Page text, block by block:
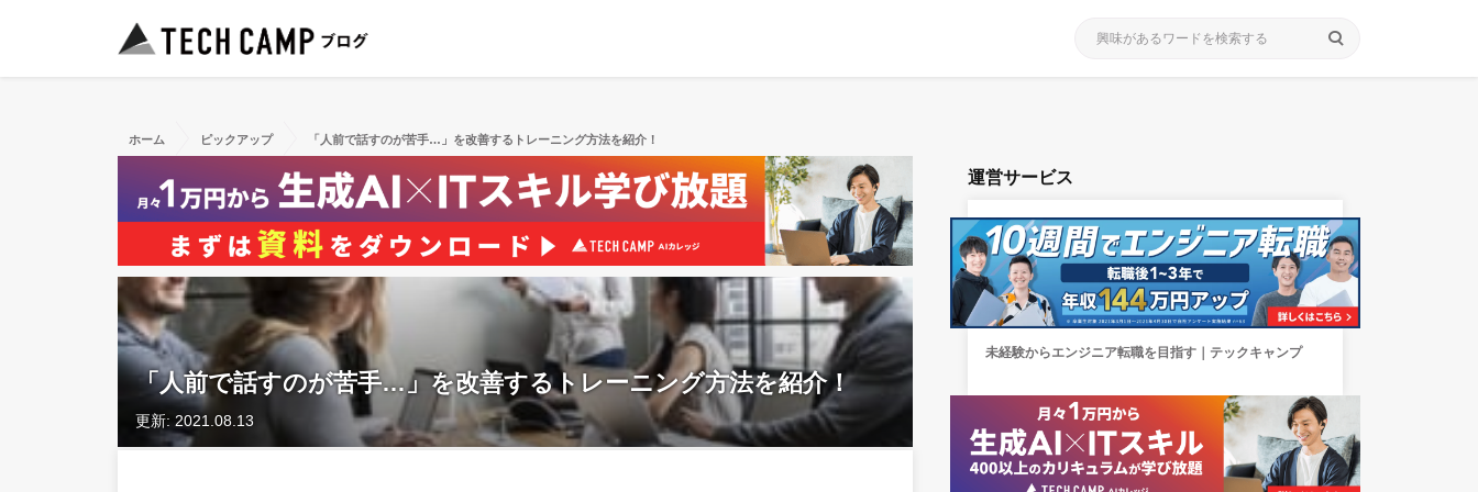
search
ホーム ピックアップ 「人前で話すのが苦手…」を改善するトレーニング方法を紹介！
「人前で話すのが苦手…」を改善するトレーニング方法を紹介！
更新: 2021.08.13
運営サービス
未経験からエンジニア転職を目指す｜テックキャンプ